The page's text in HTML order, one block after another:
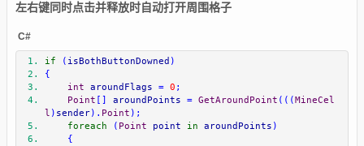
左右键同时点击并释放时自动打开周围格子
C#
if ( isBothButtonDowned )
{
int aroundFlags = 0 ;
Point [] aroundPoints = GetAroundPoint (((MineCel
l ) sender). Point );
foreach
( Point point in aroundPoints )
{